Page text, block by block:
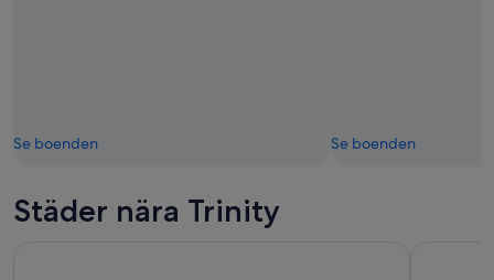
Se boenden Se boenden
Städer nära Trinity